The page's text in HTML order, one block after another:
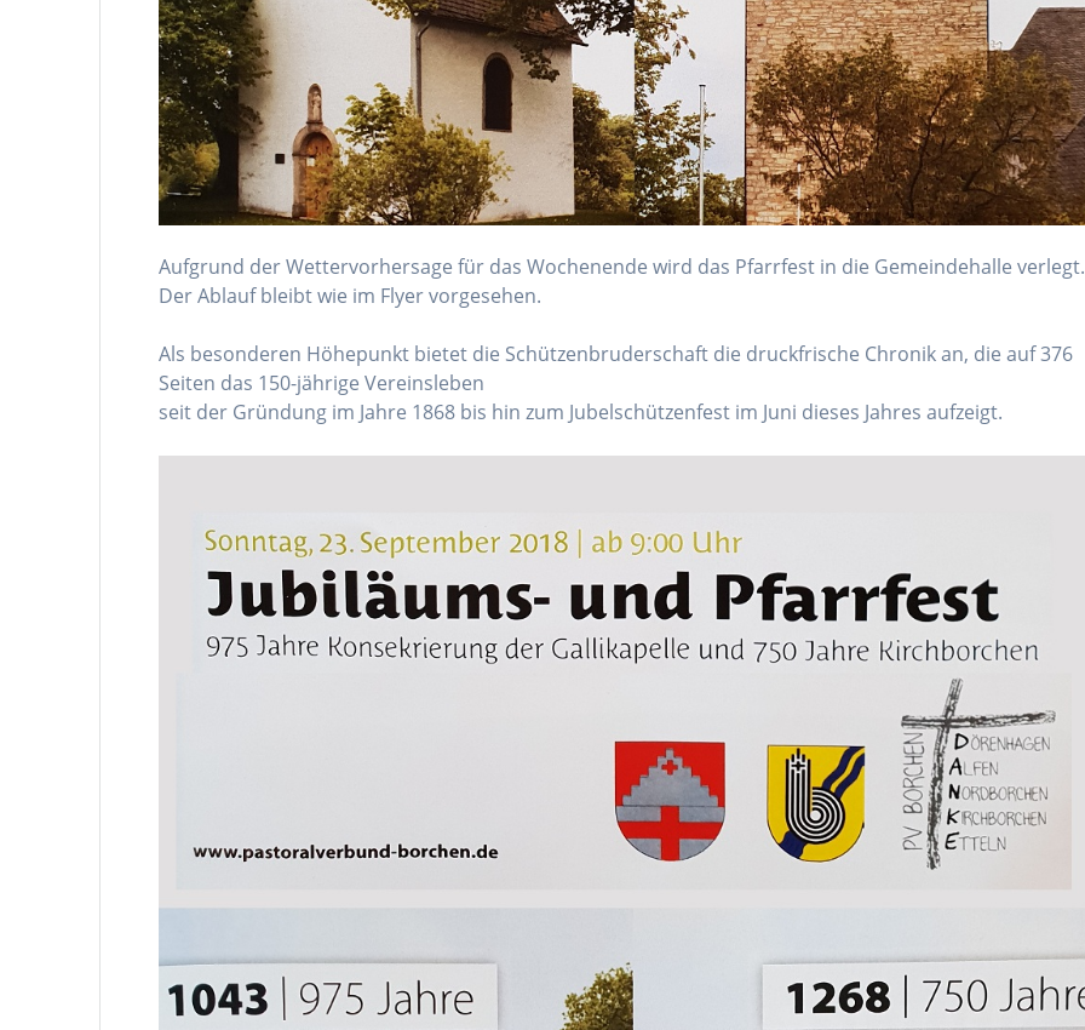
Aufgrund der Wettervorhersage für das Wochenende wird das Pfarrfest in die Gemeindehalle
Der Ablauf bleibt wie im Flyer vorgesehen.
Als besonderen Höhepunkt bietet die Schützenbruderschaft die druckfrische Chronik an, die auf 376
Seiten das 150-jährige Vereinsleben
seit der Gründung im Jahre 1868 bis hin zum Jubelschützenfest im Juni dieses Jahres aufzeigt.